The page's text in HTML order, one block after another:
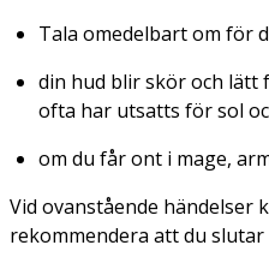
Tala omedelbart om för
din hud blir skör och lätt
ofta har utsatts för sol
om du får ont i mage,
Vid ovanstående händelser
rekommendera att du slutar